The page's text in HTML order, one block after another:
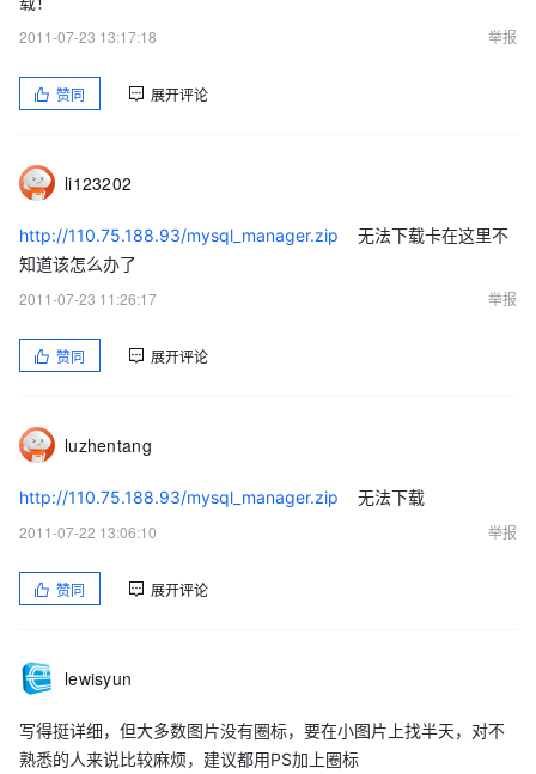
2011-07-23 13:17:18
举报
赞同 展开评论
li123202
http://110.75.188.93/mysql_manager.zip 无法下载卡在这里不
知道该怎么办了
2011-07-23 11:26:17
举报
赞同 展开评论
luzhentang
http://110.75.188.93/mysql_manager.zip 无法下载
2011-07-22 13:06:10
举报
赞同 展开评论
lewisyun
写得挺详细，但大多数图片没有圈标，要在小图片上找半天，对不
熟悉的人来说比较麻烦，建议都用PS加上圈标